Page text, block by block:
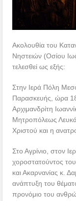
Ακολουθία του
Νηστειών (Οσίου
τελεσθεί ως εξής:
Στην Ιερά Πόλη
Παρασκευής, ώρα
Αρχιμανδρίτη
Μητροπόλεως
Χριστού και η
Στο Αγρίνιο, στον
χοροστατούντος
και Ακαρνανίας κ.
ανάπτυξη του
προνόμιο του